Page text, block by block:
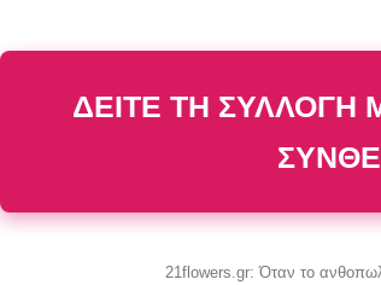
ΔΕΙΤΕ ΤΗ ΣΥΛΛΟΓΗ
21flowers.gr: Όταν το